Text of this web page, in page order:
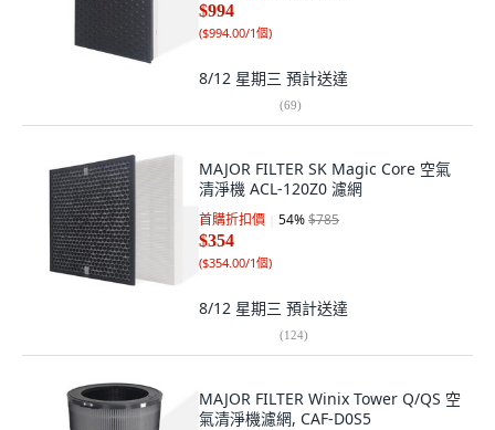
$994
($994.00/1個)
8/12 星期三 預計送達
(69)
MAJOR FILTER SK Magic Core 空氣
清淨機 ACL-120Z0 濾網
首購折扣價 54%$785
$354
($354.00/1個)
8/12 星期三 預計送達
(124)
MAJOR FILTER Winix Tower Q/QS 空
氣清淨機濾網, CAF-D0S5